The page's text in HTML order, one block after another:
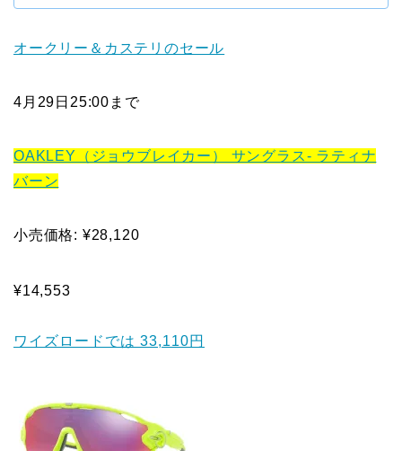
オークリー＆カステリのセール
4月29日25:00まで
OAKLEY（ジョウブレイカー） サングラス- ラティナ
バーン
小売価格: ¥28,120
¥14,553
ワイズロードでは 33,110円